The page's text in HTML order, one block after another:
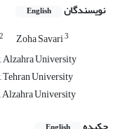
نویسندگان English
2 Zoha Savari3
Alzahra University
Tehran University
Alzahra University